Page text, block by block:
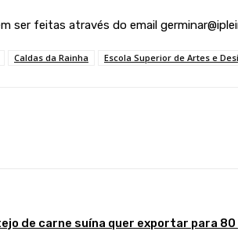
ser feitas através do email
Caldas da Rainha Escola Superior de Artes e
de carne suína quer exportar para